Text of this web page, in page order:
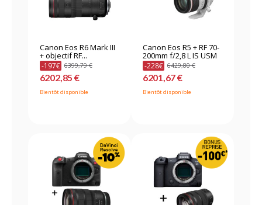
Canon Eos R6 Mark III
+ objectif RF...
-197€ 6399,79 €
6202,85 €
Bientôt disponible
Canon Eos R5 + RF 70-
200mm f/2,8 L IS USM
-228€ 6429,80 €
6201,67 €
Bientôt disponible